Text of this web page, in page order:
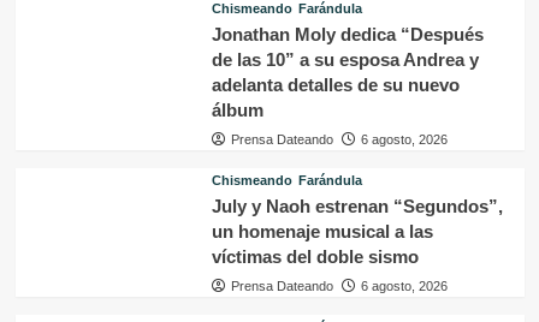
Chismeando Farándula
Jonathan Moly dedica “Después
de las 10” a su esposa Andrea y
adelanta detalles de su nuevo
álbum
Prensa Dateando 6 agosto, 2026
Chismeando Farándula
July y Naoh estrenan “Segundos”,
un homenaje musical a las
víctimas del doble sismo
Prensa Dateando 6 agosto, 2026